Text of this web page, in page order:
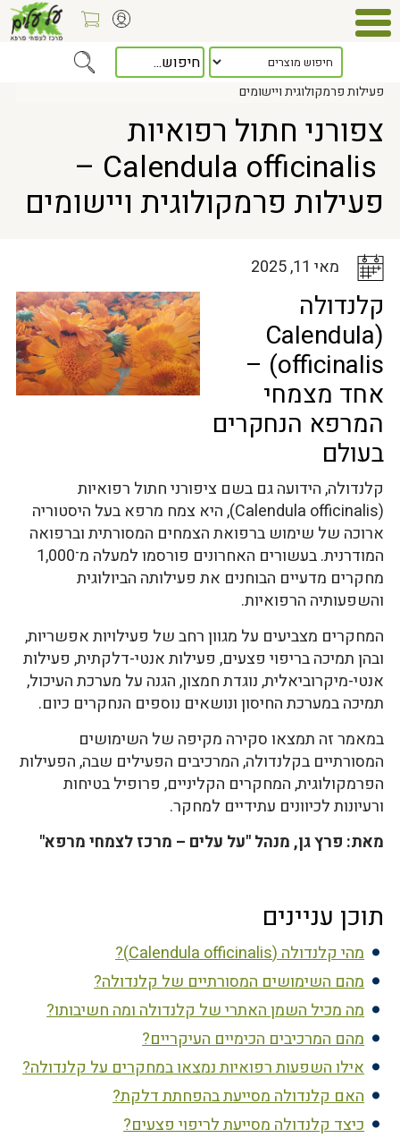
כלל המאמרים
פעילות פרמקולוגית ויישומים
צפורני חתול רפואיות
Calendula officinalis –
פעילות פרמקולוגית ויישומים
מאי 11, 2025
קלנדולה
(Calendula
officinalis) –
אחד מצמחי
המרפא הנחקרים
בעולם
קלנדולה, הידועה גם בשם ציפורני חתול רפואיות
(
Calendula officinalis), היא צמח מרפא בעל היסטוריה
ארוכה של שימוש ברפואת הצמחים המסורתית וברפואה
המודרנית. בעשורים האחרונים פורסמו למעלה מ־1,000
מחקרים מדעיים הבוחנים את פעילותה הביולוגית
והשפעותיה הרפואיות.
המחקרים מצביעים על מגוון רחב של פעילויות אפשריות,
ובהן תמיכה בריפוי פצעים, פעילות אנטי-דלקתית, פעילות
אנטי-מיקרוביאלית, נוגדת חמצון, הגנה על מערכת העיכול,
תמיכה במערכת החיסון ונושאים נוספים הנחקרים כיום.
במאמר זה תמצאו סקירה מקיפה של השימושים
המסורתיים בקלנדולה, המרכיבים הפעילים שבה, הפעילות
הפרמקולוגית, המחקרים הקליניים, פרופיל בטיחות
ורעיונות לכיוונים עתידיים למחקר.
מאת: פרץ גן, מנהל "על עלים – מרכז לצמחי מרפא"
תוכן עניינים
מהי קלנדולה (Calendula officinalis)?
מהם השימושים המסורתיים של קלנדולה?
מה מכיל השמן האתרי של קלנדולה ומה חשיבותו?
מהם המרכיבים הכימיים העיקריים?
אילו השפעות רפואיות נמצאו במחקרים על קלנדולה?
האם קלנדולה מסייעת בהפחתת דלקת?
כיצד קלנדולה מסייעת לריפוי פצעים?